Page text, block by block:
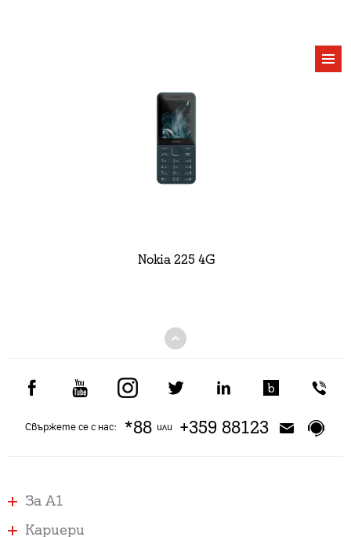
Nokia 225 4G
Свържете се с нас: *88или +359 88123
За А1
Кариери